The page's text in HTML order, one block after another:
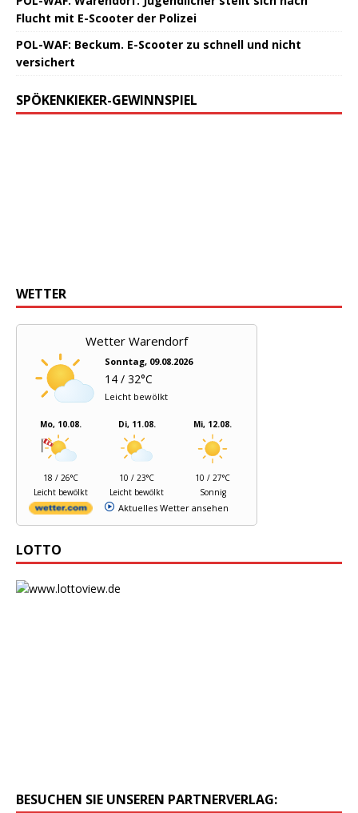
Flucht mit E-Scooter der Polizei
POL-WAF: Beckum. E-Scooter zu schnell und nicht
versichert
SPÖKENKIEKER-GEWINNSPIEL
WETTER
Wetter Warendorf
Sonntag, 09.08.2026
14 / 32°C
Leicht bewölkt
Mo, 10.08.
18 / 26°C
Leicht bewölkt
Di, 11.08.
10 / 23°C
Leicht bewölkt
Mi, 12.08.
10 / 27°C
Sonnig
Aktuelles Wetter ansehen
LOTTO
BESUCHEN SIE UNSEREN PARTNERVERLAG: